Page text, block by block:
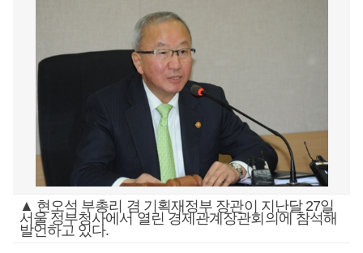
▲ 현오석 부총리 겸 기획재정부 장관이 지난달 27일
서울 정부청사에서 열린 경제관계장관회의에 참석해
발언하고 있다.